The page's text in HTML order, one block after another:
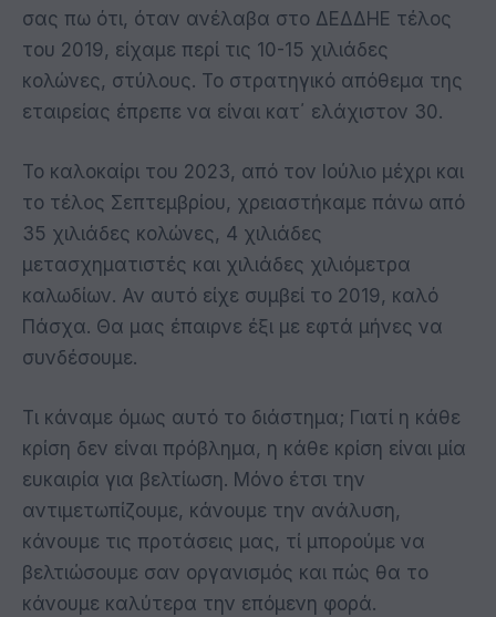
σας πω ότι, όταν ανέλαβα στο ΔΕΔΔΗΕ τέλος
του 2019, είχαμε περί τις 10-15 χιλιάδες
κολώνες, στύλους. Το στρατηγικό απόθεμα της
εταιρείας έπρεπε να είναι κατ΄ ελάχιστον 30.
Το καλοκαίρι του 2023, από τον Ιούλιο μέχρι και
το τέλος Σεπτεμβρίου, χρειαστήκαμε πάνω από
35 χιλιάδες κολώνες, 4 χιλιάδες
μετασχηματιστές και χιλιάδες χιλιόμετρα
καλωδίων. Αν αυτό είχε συμβεί το 2019, καλό
Πάσχα. Θα μας έπαιρνε έξι με εφτά μήνες να
συνδέσουμε.
Τι κάναμε όμως αυτό το διάστημα; Γιατί η κάθε
κρίση δεν είναι πρόβλημα, η κάθε κρίση είναι μία
ευκαιρία για βελτίωση. Μόνο έτσι την
αντιμετωπίζουμε, κάνουμε την ανάλυση,
κάνουμε τις προτάσεις μας, τί μπορούμε να
βελτιώσουμε σαν οργανισμός και πώς θα το
κάνουμε καλύτερα την επόμενη φορά.